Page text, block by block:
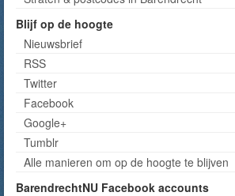
Blijf op de hoogte
Nieuwsbrief
RSS
Twitter
Facebook
Google+
Tumblr
Alle manieren om op de hoogte te blijven
BarendrechtNU Facebook accounts